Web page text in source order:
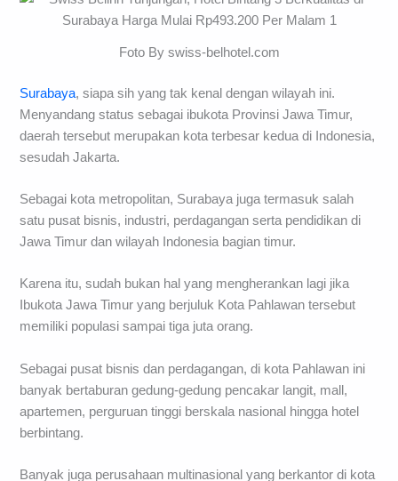
Foto By swiss-belhotel.com
Surabaya, siapa sih yang tak kenal dengan wilayah ini.
Menyandang status sebagai ibukota Provinsi Jawa Timur,
daerah tersebut merupakan kota terbesar kedua di Indonesia,
sesudah Jakarta.
Sebagai kota metropolitan, Surabaya juga termasuk salah
satu pusat bisnis, industri, perdagangan serta pendidikan di
Jawa Timur dan wilayah Indonesia bagian timur.
Karena itu, sudah bukan hal yang mengherankan lagi jika
Ibukota Jawa Timur yang berjuluk Kota Pahlawan tersebut
memiliki populasi sampai tiga juta orang.
Sebagai pusat bisnis dan perdagangan, di kota Pahlawan ini
banyak bertaburan gedung-gedung pencakar langit, mall,
apartemen, perguruan tinggi berskala nasional hingga hotel
berbintang.
Banyak juga perusahaan multinasional yang berkantor di kota